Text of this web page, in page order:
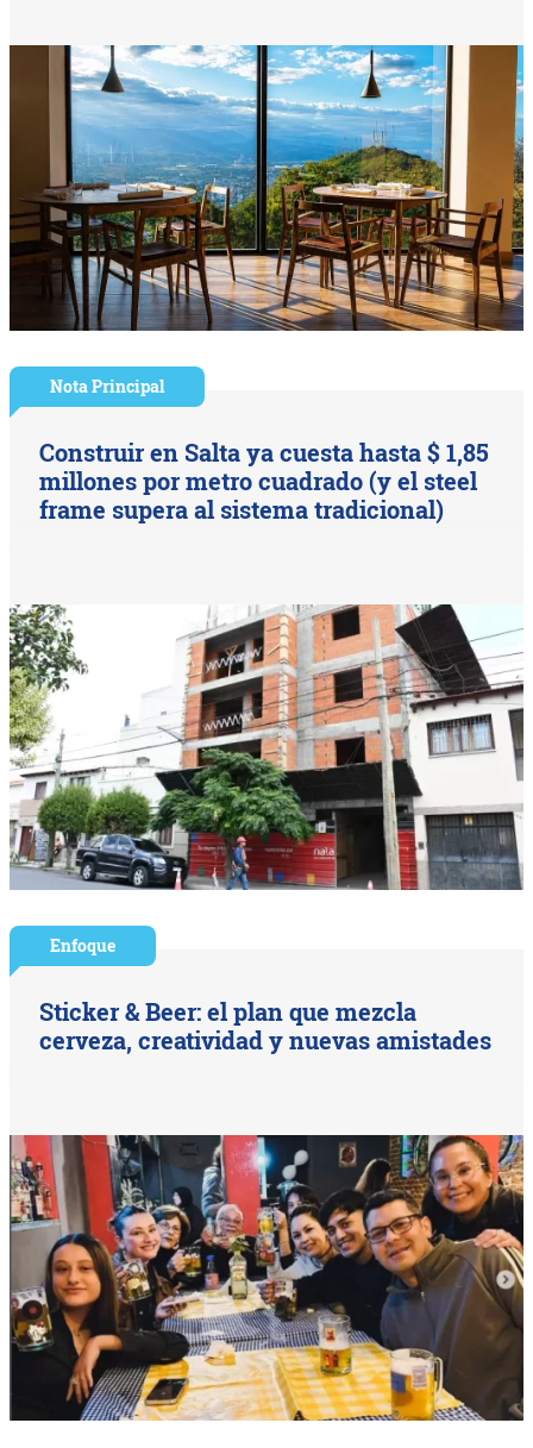
Nota Principal
Construir en Salta ya cuesta hasta $ 1,85
millones por metro cuadrado (y el steel
frame supera al sistema tradicional)
Enfoque
Sticker & Beer: el plan que mezcla
cerveza, creatividad y nuevas amistades